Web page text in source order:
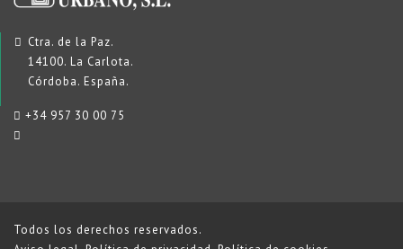
Ctra. de la Paz.
14100. La Carlota.
Córdoba. España.
+34 957 30 00 75
Todos los derechos reservados.